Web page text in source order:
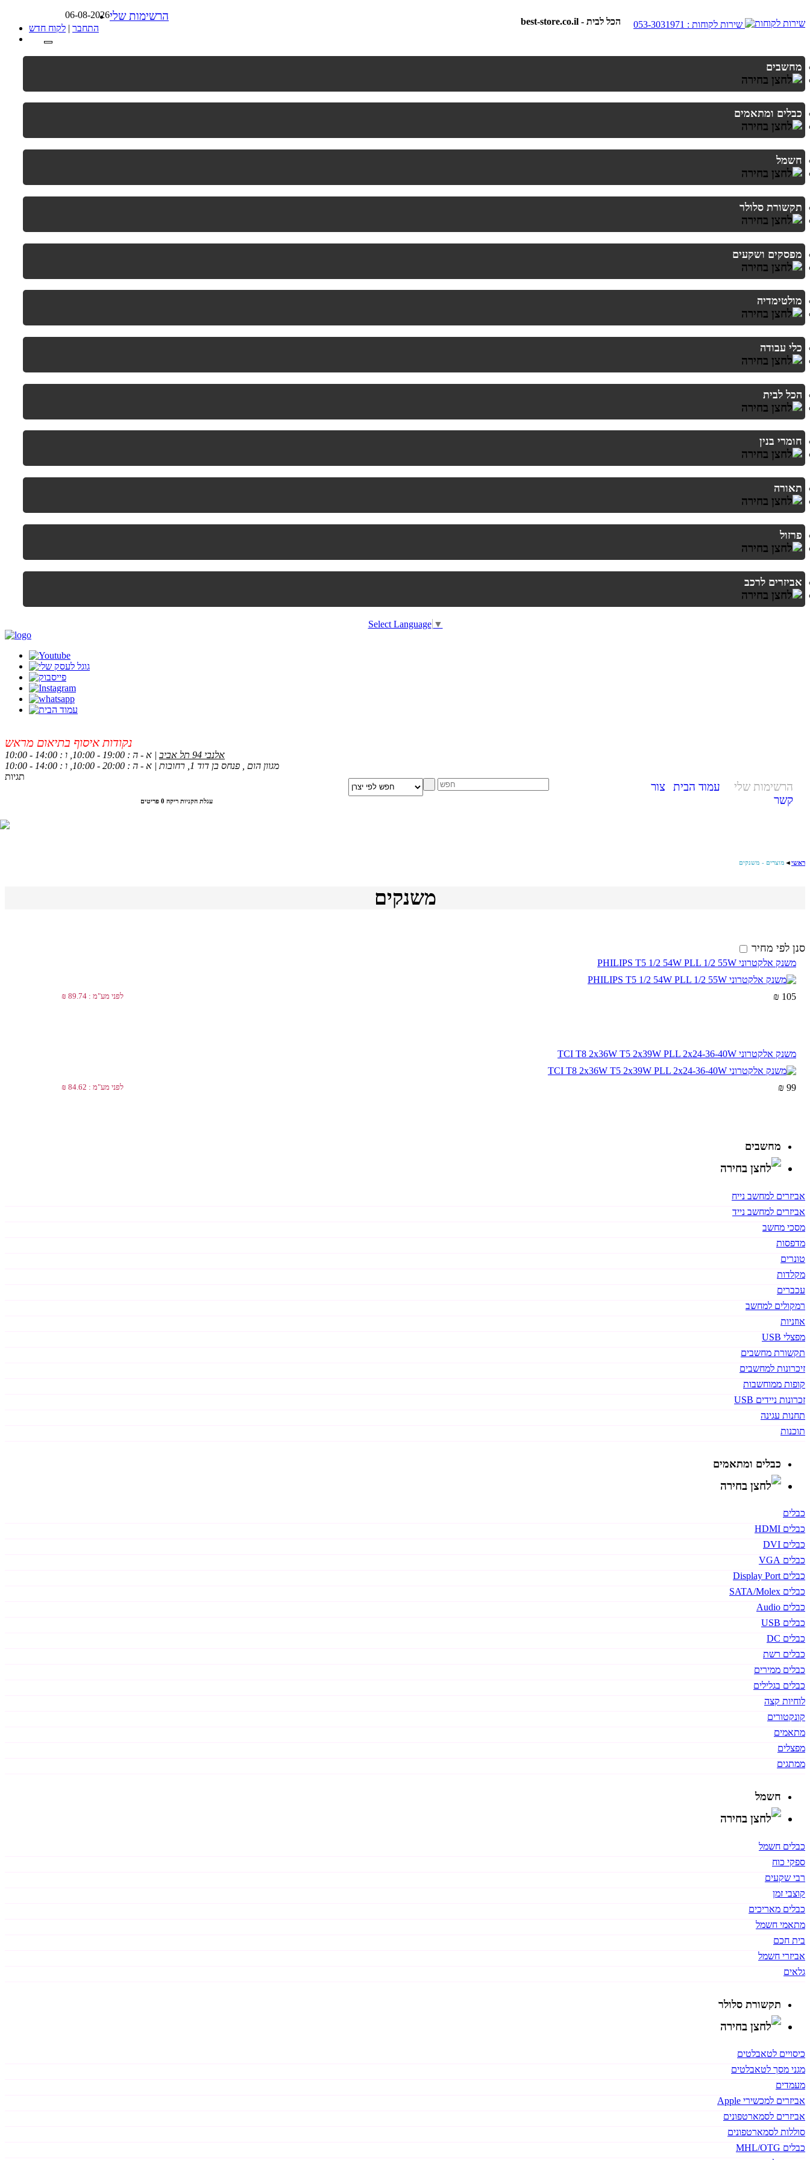
best-store.co.il - הכל לבית
06-08-2026הרשימות שלי
התחבר | לקוח חדש
מחשבים
כבלים ומתאמים
חשמל
תקשורת סלולר
מפסקים ושקעים
מולטימדיה
כלי עבודה
הכל לבית
חומרי בנין
תאורה
פרזול
אביזרים לרכב
Select Language ▼
נקודות איסוף בתיאום מראש
אלנבי 94 תל אביב
| א - ה : 19:00 - 10:00, ו : 14:00 - 10:00
מגוון הום , פנחס בן דוד 1, רחובות | א - ה : 20:00 - 10:00, ו : 14:00 - 10:00
הרשימות שלי עמוד הבית
צור
קשר
תגיות
עגלת הקניות ריקה 0 פריטים
ראשי◄ מוצרים - משנקים
משנקים
סנן לפי מחיר
משנק אלקטרוני PHILIPS T5 1/2 54W PLL 1/2 55W
לפני מע"מ : 89.74 ₪ 105 ₪
משנק אלקטרוני TCI T8 2x36W T5 2x39W PLL 2x24-36-40W
לפני מע"מ : 84.62 ₪ 99 ₪
מחשבים
אביזרים למחשב נייח
אביזרים למחשב נייד
מסכי מחשב
מדפסות
טונרים
מקלדות
עכברים
רמקולים למחשב
אוזניות
מפצלי USB
תקשורת מחשבים
זיכרונות למחשבים
קופות ממוחשבות
זכרונות ניידים USB
תחנות עגינה
תוכנות
כבלים ומתאמים
כבלים
כבלים HDMI
כבלים DVI
כבלים VGA
כבלים Display Port
כבלים SATA/Molex
כבלים Audio
כבלים USB
כבלים DC
כבלים רשת
כבלים ממירים
כבלים בגלילים
לוחיות קצה
קונקטורים
מתאמים
מפצלים
ממתגים
חשמל
כבלים חשמל
ספקי כוח
רבי שקעים
קוצבי זמן
כבלים מאריכים
מתאמי חשמל
בית חכם
אביזרי חשמל
גלאים
תקשורת סלולר
כיסויים לטאבלטים
מגני מסך לטאבלטים
מעמדים
אביזרים למכשירי Apple
אביזרים לסמארטפונים
סוללות לסמארטפונים
כבלים MHL/OTG